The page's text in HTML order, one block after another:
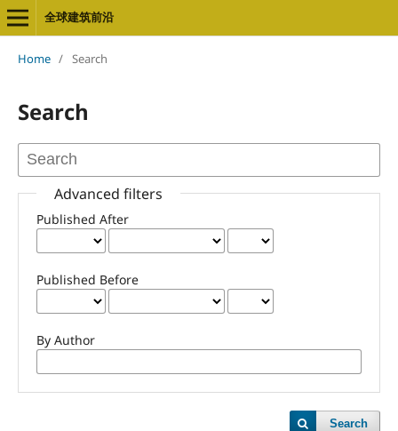
全球建筑前沿
Home / Search
Search
Advanced filters
Published After
Published Before
By Author
Search